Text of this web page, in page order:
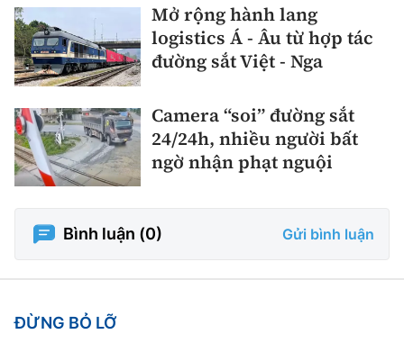
Mở rộng hành lang
logistics Á - Âu từ hợp tác
đường sắt Việt - Nga
Camera “soi” đường sắt
24/24h, nhiều người bất
ngờ nhận phạt nguội
Bình luận (0) Gửi bình luận
ĐỪNG BỎ LỠ